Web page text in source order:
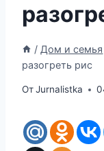
/ Дом и семья
разогреть рис
ОтJurnalistka